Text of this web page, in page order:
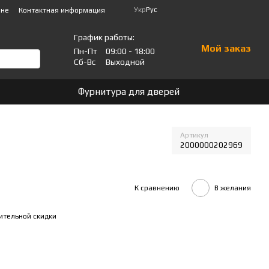
Контактная информация
УкрРус
График работы:
Пн-Пт
09:00 - 18:00
Сб-Вс
Выходной
Мой заказ
Фурнитура для дверей
Артикул
2000000202969
К сравнению В желания
скидки